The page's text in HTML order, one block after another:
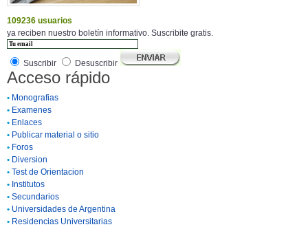
109236 usuarios
ya reciben nuestro boletín informativo. Suscribite gratis.
Suscribir Desuscribir
Acceso rápido
• Monografias
• Examenes
• Enlaces
• Publicar material o sitio
• Foros
• Diversion
• Test de Orientacion
• Institutos
• Secundarios
• Universidades de Argentina
• Residencias Universitarias